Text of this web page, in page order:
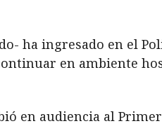
ha ingresado en el
en ambiente
en audiencia al